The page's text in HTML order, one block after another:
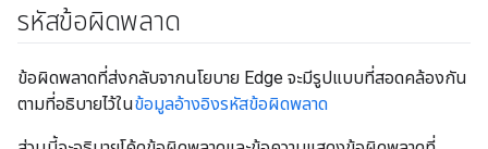
รหัสข้อผิดพลาด
ข้อผิดพลาดที่ส่งกลับจากนโยบาย Edge จะมีรูปแบบที่สอดคล้องกัน
ตามที่อธิบายไว้ในข้อมูลอ้างอิงรหัสข้อผิดพลาด